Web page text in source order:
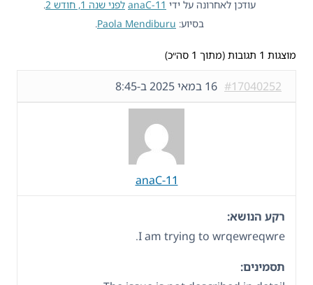
עודכן לאחרונה על ידי anaC-11 לפני שנה 1, חודש 2
.
בסיוע: Paola Mendiburu
.
מוצגות 1 תגובות (מתוך 1 סה״כ)
16 במאי 2025 ב-8:45 #17040252
anaC-11
רקע הנושא:
I am trying to wrqewreqwre.
תסמינים: